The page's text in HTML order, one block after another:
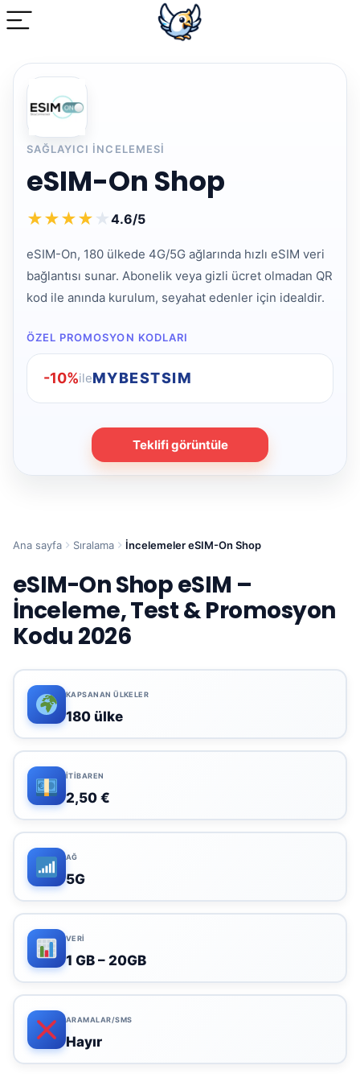
SAĞLAYICI INCELEMESI
eSIM-On Shop
★★★★ ★4.6/5
eSIM-On, 180 ülkede 4G/5G ağlarında hızlı eSIM veri
bağlantısı sunar. Abonelik veya gizli ücret olmadan QR
kod ile anında kurulum, seyahat edenler için idealdir.
ÖZEL PROMOSYON KODLARI
-10%ileMYBESTSIM
Teklifi görüntüle
Ana sayfa Sıralama İncelemeler eSIM-On Shop
eSIM-On Shop eSIM –
İnceleme, Test & Promosyon
Kodu 2026
KAPSANAN ÜLKELER
180 ülke
İTIBAREN
2,50 €
AĞ
5G
VERI
1 GB – 20GB
ARAMALAR/SMS
Hayır